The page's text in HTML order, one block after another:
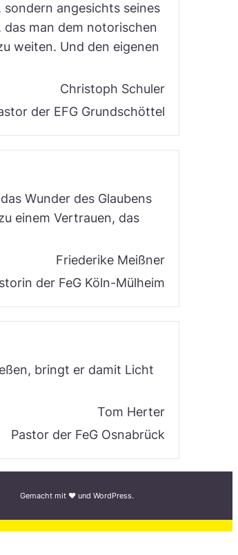
angesichts seines
das man dem notorischen
weiten. Und den eigenen
Christoph Schuler
der EFG Grundschöttel
Wunder des Glaubens
einem Vertrauen, das
Friederike Meißner
der FeG Köln-Mülheim
bringt er damit Licht
Tom Herter
Pastor der FeG Osnabrück
Gemacht mit ♥︎ und WordPress.